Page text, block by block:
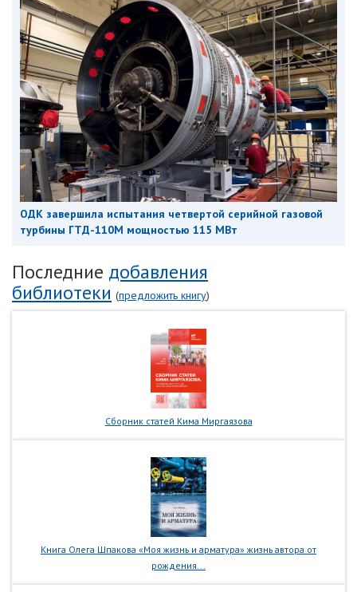
ОДК завершила испытания четвертой серийной газовой
турбины ГТД-110М мощностью 115 МВт
Последние добавления
библиотеки (предложить книгу)
Сборник статей Кима Миргаязова
Книга Олега Шпакова «Моя жизнь и арматура» жизнь автора от
рождения...